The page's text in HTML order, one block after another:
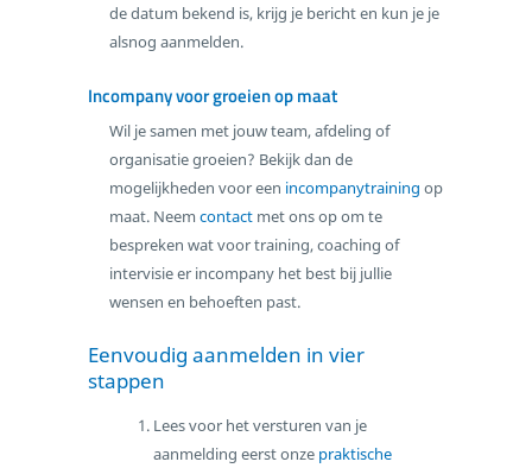
de datum bekend is, krijg je bericht en kun je je
alsnog aanmelden.
Incompany voor groeien op maat
Wil je samen met jouw team, afdeling of
organisatie groeien? Bekijk dan de
mogelijkheden voor een incompanytraining op
maat. Neem contact met ons op om te
bespreken wat voor training, coaching of
intervisie er incompany het best bij jullie
wensen en behoeften past.
Eenvoudig aanmelden in vier
stappen
Lees voor het versturen van je
aanmelding eerst onze praktische